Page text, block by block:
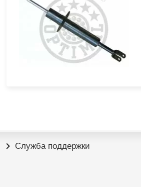
Служба поддержки